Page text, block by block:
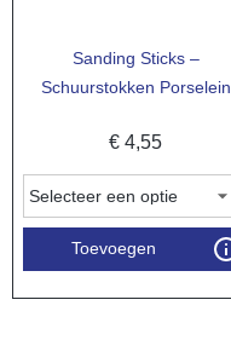
Sanding Sticks –
Schuurstokken Porselein
€ 4,55
Toevoegen